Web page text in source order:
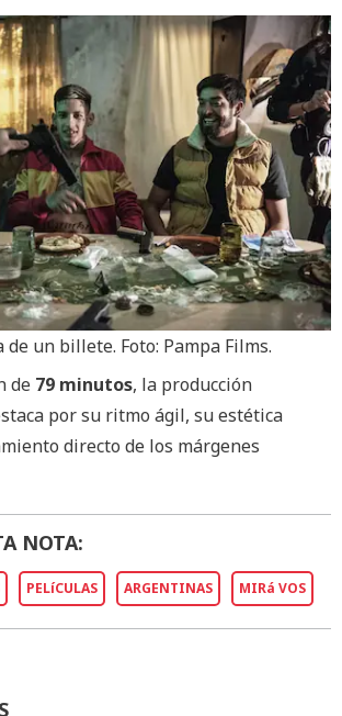
un billete. Foto: Pampa Films.
de 79 minutos, la producción
por su ritmo ágil, su estética
directo de los márgenes
NOTA:
PELíCULAS ARGENTINAS MIRá VOS